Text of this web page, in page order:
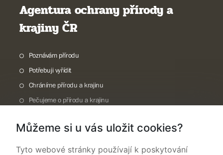
Agentura ochrany přírody a
krajiny ČR
Poznávám přírodu
Potřebuji vyřídit
Chráníme přírodu a krajinu
Pečujeme o přírodu a krajinu
O nás
Můžeme si u vás uložit cookies?
Tyto webové stránky používají k poskytování